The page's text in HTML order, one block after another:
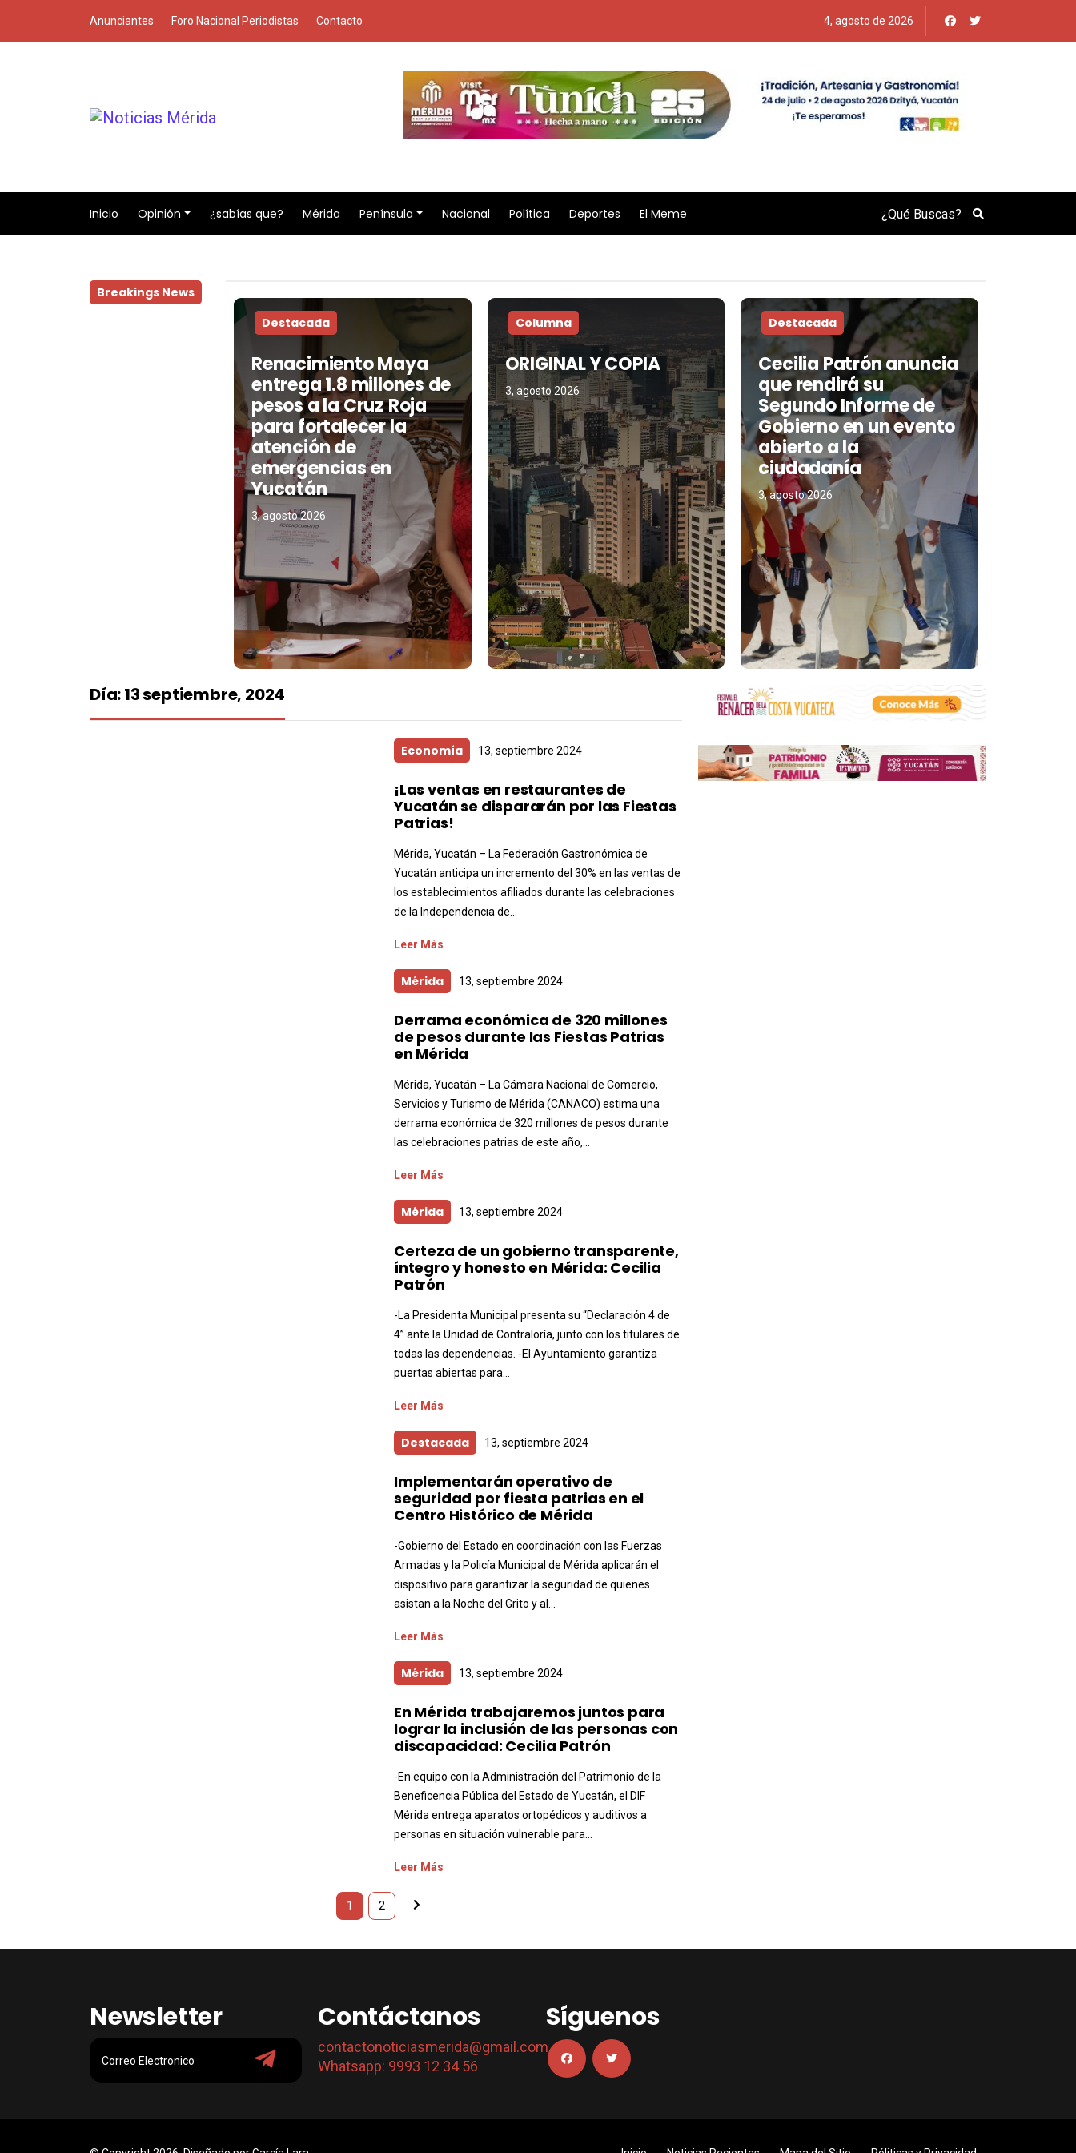
Anunciantes Foro Nacional Periodistas Contacto 4, agosto de 2026
Inicio Opinión ¿sabías que? Mérida Península Nacional Política Deportes El Meme Search
Breakings News
Destacada
Renacimiento Maya
entrega 1.8 millones de
pesos a la Cruz Roja
para fortalecer la
atención de
emergencias en
Yucatán
3, agosto 2026
Columna
ORIGINAL Y COPIA
3, agosto 2026
Destacada
Cecilia Patrón anuncia
que rendirá su
Segundo Informe de
Gobierno en un evento
abierto a la
ciudadanía
3, agosto 2026
Día:13 septiembre, 2024
Economía 13, septiembre 2024
¡Las ventas en restaurantes de
Yucatán se dispararán por las Fiestas
Patrias!
Mérida, Yucatán – La Federación Gastronómica de
Yucatán anticipa un incremento del 30% en las ventas de
los establecimientos afiliados durante las celebraciones
de la Independencia de...
Leer Más
Mérida 13, septiembre 2024
Derrama económica de 320 millones
de pesos durante las Fiestas Patrias
en Mérida
Mérida, Yucatán – La Cámara Nacional de Comercio,
Servicios y Turismo de Mérida (CANACO) estima una
derrama económica de 320 millones de pesos durante
las celebraciones patrias de este año,...
Leer Más
Mérida 13, septiembre 2024
Certeza de un gobierno transparente,
íntegro y honesto en Mérida: Cecilia
Patrón
-La Presidenta Municipal presenta su “Declaración 4 de
4” ante la Unidad de Contraloría, junto con los titulares de
todas las dependencias. -El Ayuntamiento garantiza
puertas abiertas para...
Leer Más
Destacada 13, septiembre 2024
Implementarán operativo de
seguridad por fiesta patrias en el
Centro Histórico de Mérida
-Gobierno del Estado en coordinación con las Fuerzas
Armadas y la Policía Municipal de Mérida aplicarán el
dispositivo para garantizar la seguridad de quienes
asistan a la Noche del Grito y al...
Leer Más
Mérida 13, septiembre 2024
En Mérida trabajaremos juntos para
lograr la inclusión de las personas con
discapacidad: Cecilia Patrón
-En equipo con la Administración del Patrimonio de la
Beneficencia Pública del Estado de Yucatán, el DIF
Mérida entrega aparatos ortopédicos y auditivos a
personas en situación vulnerable para...
Leer Más
1 2
Newsletter Contáctanos
contactonoticiasmerida@gmail.com
Whatsapp: 9993 12 34 56
Síguenos